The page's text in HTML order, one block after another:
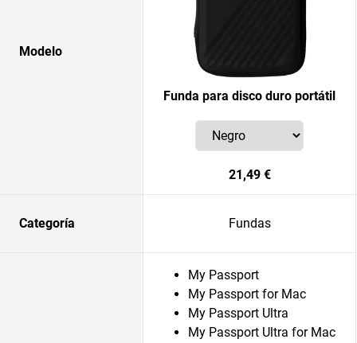
Modelo
Funda para disco duro portátil
21,49 €
Categoría Fundas
My Passport
My Passport for Mac
My Passport Ultra
My Passport Ultra for Mac